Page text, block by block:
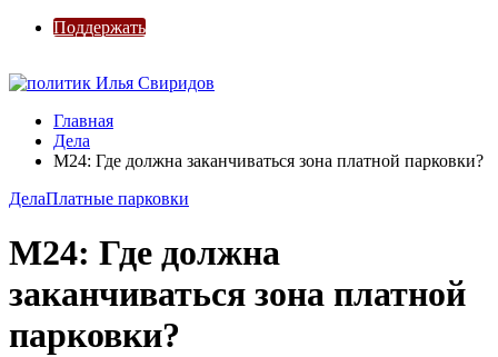
Поддержать
Главная
Дела
М24: Где должна заканчиваться зона платной парковки?
ДелаПлатные парковки
М24: Где должна
заканчиваться зона платной
парковки?